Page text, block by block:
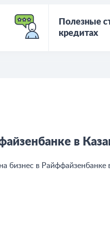
Полезные
кредитах
в
в Райффайзенбанке